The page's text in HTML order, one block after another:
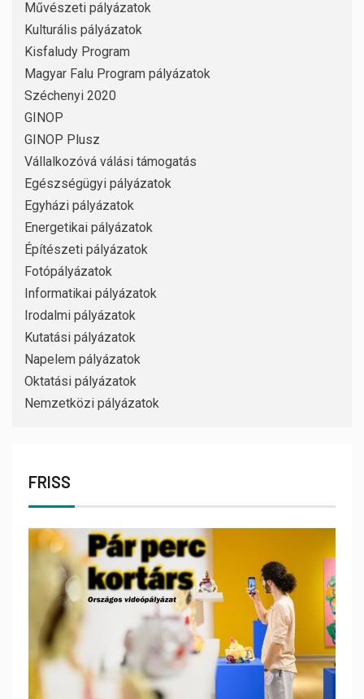
Művészeti pályázatok
Kulturális pályázatok
Kisfaludy Program
Magyar Falu Program pályázatok
Széchenyi 2020
GINOP
GINOP Plusz
Vállalkozóvá válási támogatás
Egészségügyi pályázatok
Egyházi pályázatok
Energetikai pályázatok
Építészeti pályázatok
Fotópályázatok
Informatikai pályázatok
Irodalmi pályázatok
Kutatási pályázatok
Napelem pályázatok
Oktatási pályázatok
Nemzetközi pályázatok
FRISS